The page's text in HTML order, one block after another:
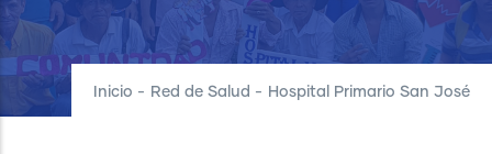
Inicio - Red de Salud - Hospital Primario San José